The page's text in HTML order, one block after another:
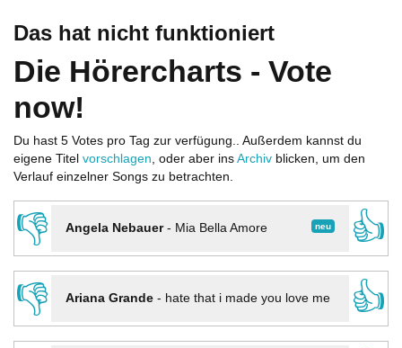
Das hat nicht funktioniert
Die Hörercharts - Vote
now!
Du hast 5 Votes pro Tag zur verfügung.. Außerdem kannst du
eigene Titel vorschlagen, oder aber ins Archiv blicken, um den
Verlauf einzelner Songs zu betrachten.
👎 neu
Angela Nebauer- Mia Bella Amore
👍
👎
Ariana Grande- hate that i made you love me
👍